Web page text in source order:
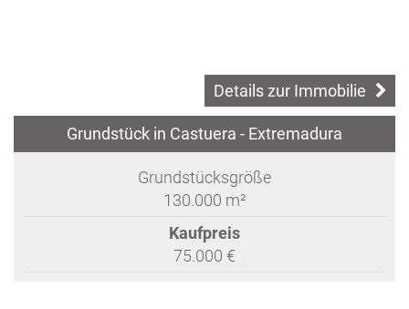
Details zur Immobilie
Grundstück in Castuera - Extremadura
Grundstücksgröße
130.000 m²
Kaufpreis
75.000 €